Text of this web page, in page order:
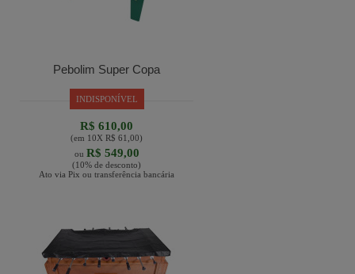
INDISPONÍVEL
Pebolim Super Copa
R$ 610,00
(em 10XR$ 61,00)
ou R$ 549,00
(10% de desconto)
Ato via Pix ou transferência bancária